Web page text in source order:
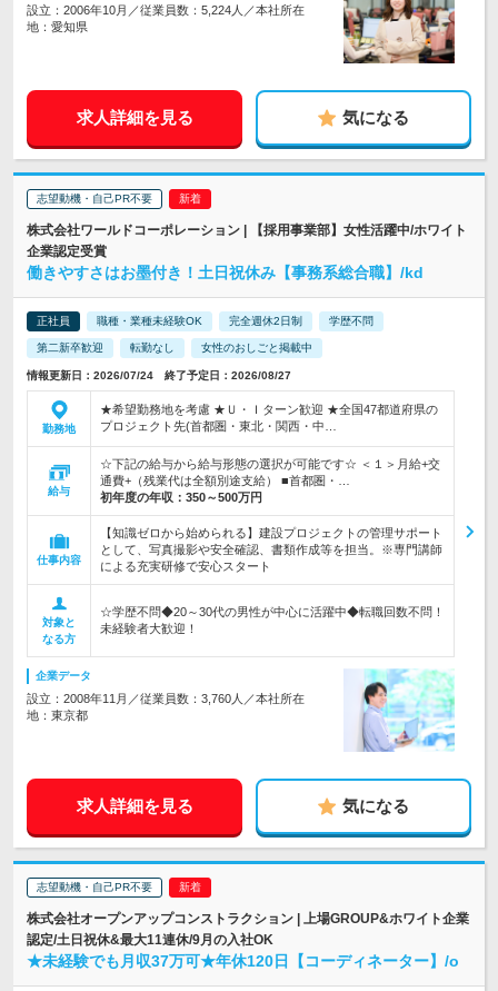
設立：2006年10月／従業員数：5,224人／本社所在
地：愛知県
求人詳細を見る 気になる
志望動機・自己PR不要
株式会社ワールドコーポレーション | 【採用事業部】女性活躍中/ホワイト
企業認定受賞
働きやすさはお墨付き！土日祝休み【事務系総合職】/kd
正社員 職種・業種未経験OK 完全週休2日制 学歴不問
第二新卒歓迎 転勤なし 女性のおしごと掲載中
情報更新日：2026/07/24 終了予定日：2026/08/27
勤務地
★希望勤務地を考慮 ★Ｕ・Ｉターン歓迎 ★全国47都道府県の
プロジェクト先(首都圏・東北・関西・中…
給与
☆下記の給与から給与形態の選択が可能です☆ ＜１＞月給+交
通費+（残業代は全額別途支給） ■首都圏・…
初年度の年収： 350～500万円
仕事内容
【知識ゼロから始められる】建設プロジェクトの管理サポート
として、写真撮影や安全確認、書類作成等を担当。※専門講師
による充実研修で安心スタート
対象と
なる方
☆学歴不問◆20～30代の男性が中心に活躍中◆転職回数不問！
未経験者大歓迎！
企業データ
設立：2008年11月／従業員数：3,760人／本社所在
地：東京都
求人詳細を見る 気になる
志望動機・自己PR不要
株式会社オープンアップコンストラクション | 上場GROUP&ホワイト企業
認定/土日祝休&最大11連休/9月の入社OK
★未経験でも月収37万可★年休120日【コーディネーター】/o